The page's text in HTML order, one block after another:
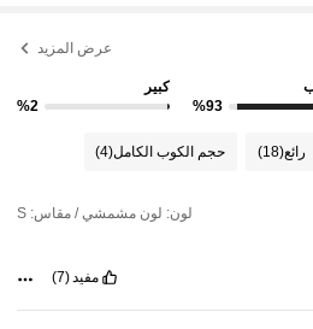
عرض المزيد
%93
كبير
%2
رائع(18) حجم الكوب الكامل(4)
لون: لون مشمشي / مقاس: S
مفيد (7)